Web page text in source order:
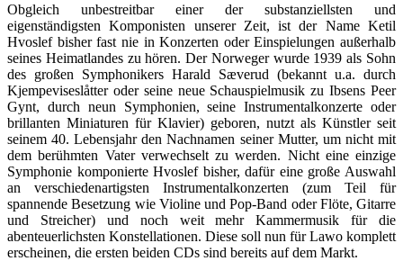
Obgleich unbestreitbar einer der substanziellsten und
eigenständigsten Komponisten unserer Zeit, ist der Name Ketil
Hvoslef bisher fast nie in Konzerten oder Einspielungen außerhalb
seines Heimatlandes zu hören. Der Norweger wurde 1939 als Sohn
des großen Symphonikers Harald Sæverud (bekannt u.a. durch
Kjempeviseslåtter oder seine neue Schauspielmusik zu Ibsens Peer
Gynt, durch neun Symphonien, seine Instrumentalkonzerte oder
brillanten Miniaturen für Klavier) geboren, nutzt als Künstler seit
seinem 40. Lebensjahr den Nachnamen seiner Mutter, um nicht mit
dem berühmten Vater verwechselt zu werden. Nicht eine einzige
Symphonie komponierte Hvoslef bisher, dafür eine große Auswahl
an verschiedenartigsten Instrumentalkonzerten (zum Teil für
spannende Besetzung wie Violine und Pop-Band oder Flöte, Gitarre
und Streicher) und noch weit mehr Kammermusik für die
abenteuerlichsten Konstellationen. Diese soll nun für Lawo komplett
erscheinen, die ersten beiden CDs sind bereits auf dem Markt.